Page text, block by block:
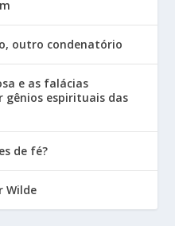
outro condenatório
e as falácias
espirituais das
de fé?
Wilde